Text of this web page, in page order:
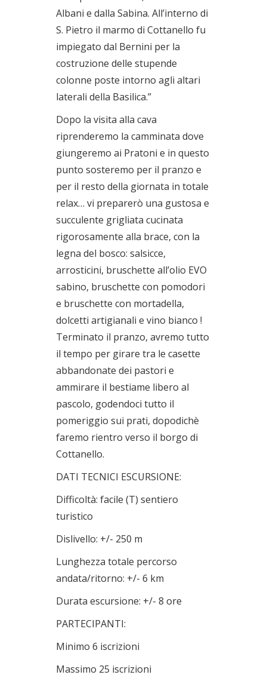
Albani e dalla Sabina. All’interno di
S. Pietro il marmo di Cottanello fu
impiegato dal Bernini per la
costruzione delle stupende
colonne poste intorno agli altari
laterali della Basilica.”
Dopo la visita alla cava
riprenderemo la camminata dove
giungeremo ai Pratoni e in questo
punto sosteremo per il pranzo e
per il resto della giornata in totale
relax… vi preparerò una gustosa e
succulente grigliata cucinata
rigorosamente alla brace, con la
legna del bosco: salsicce,
arrosticini, bruschette all’olio EVO
sabino, bruschette con pomodori
e bruschette con mortadella,
dolcetti artigianali e vino bianco !
Terminato il pranzo, avremo tutto
il tempo per girare tra le casette
abbandonate dei pastori e
ammirare il bestiame libero al
pascolo, godendoci tutto il
pomeriggio sui prati, dopodichè
faremo rientro verso il borgo di
Cottanello.
DATI TECNICI ESCURSIONE:
Difficoltà: facile (T) sentiero
turistico
Dislivello: +/- 250 m
Lunghezza totale percorso
andata/ritorno: +/- 6 km
Durata escursione: +/- 8 ore
PARTECIPANTI:
Minimo 6 iscrizioni
Massimo 25 iscrizioni